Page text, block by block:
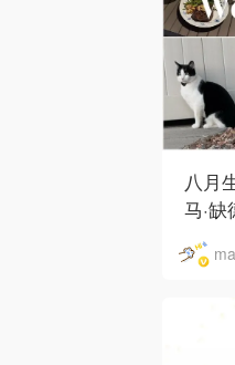
八月
马·缺